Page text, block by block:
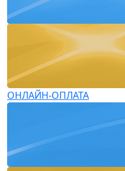
ОНЛАЙН-ОПЛАТА